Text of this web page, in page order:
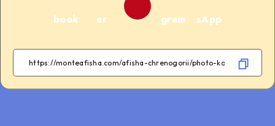
book
er
gram
sApp